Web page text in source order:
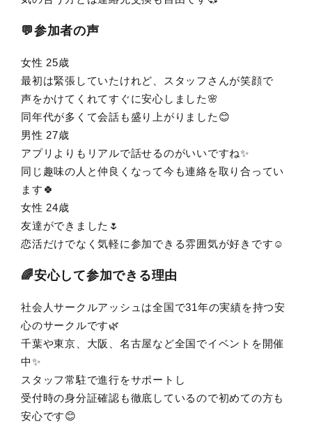
💬参加者の声
女性 25歳
最初は緊張していたけれど、スタッフさんが笑顔で
声をかけてくれてすぐに安心しました🌸
同年代が多くて会話も盛り上がりました😊
男性 27歳
アプリよりもリアルで話せるのがいいですね✨
同じ趣味の人と仲良くなって今も連絡を取り合ってい
ます🍀
女性 24歳
友達ができました🌷
恋活だけでなく気軽に参加できる雰囲気が好きです☺️
🌈安心して参加できる理由
社会人サークルアッシュは全国で31年の実績を持つ安
心のサークルです🌿
千葉や東京、大阪、名古屋など全国でイベントを開催
中✨
スタッフ常駐で進行をサポートし
受付時の身分証確認も徹底しているので初めての方も
安心です😊